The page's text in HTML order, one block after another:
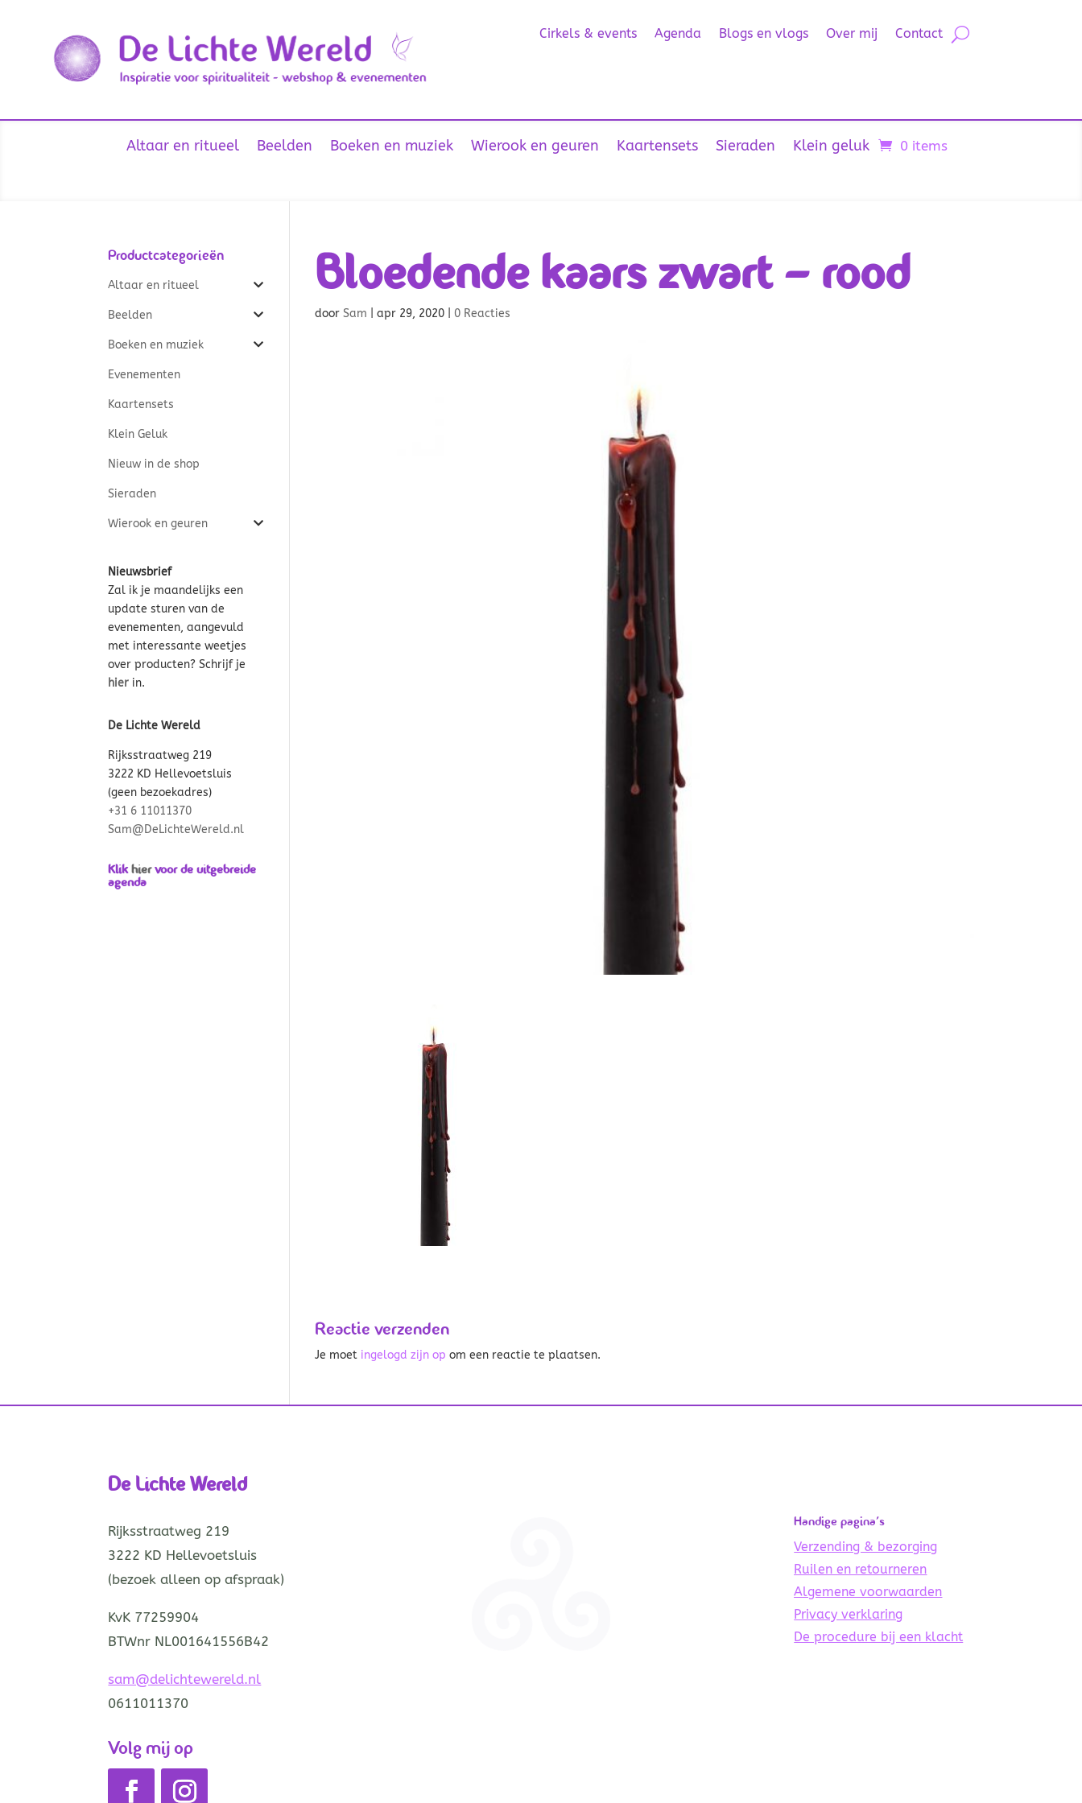
Cirkels & events Agenda Blogs en vlogs Over mij Contact
Altaar en ritueel Beelden Boeken en muziek Wierook en geuren Kaartensets Sieraden Klein geluk 0 items
Bloedende kaars zwart – rood
doorSam |apr 29, 2020 0 Reacties
Reactie verzenden
Je moet ingelogd zijn op om een reactie te plaatsen.
Productcategorieën
Altaar en ritueel
Beelden
Boeken en muziek
Evenementen
Kaartensets
Klein Geluk
Nieuw in de shop
Sieraden
Wierook en geuren
Nieuwsbrief
Zal ik je maandelijks een
update sturen van de
evenementen, aangevuld
met interessante weetjes
over producten? Schrijf je
hier in.
De Lichte Wereld
Rijksstraatweg 219
3222 KD Hellevoetsluis
(geen bezoekadres)
+31 6 11011370
Sam@DeLichteWereld.nl
Klikhiervoor de uitgebreide
agenda
De Lichte Wereld
Rijksstraatweg 219
3222 KD Hellevoetsluis
(bezoek alleen op afspraak)
KvK 77259904
BTWnr NL001641556B42
sam@delichtewereld.nl
0611011370
Volg mij op
Handige pagina’s
Verzending & bezorging
Ruilen en retourneren
Algemene voorwaarden
Privacy verklaring
De procedure bij een klacht